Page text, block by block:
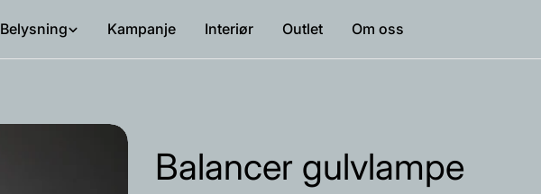
Belysning Kampanje Interiør Outlet Om oss
Balancer gulvlampe